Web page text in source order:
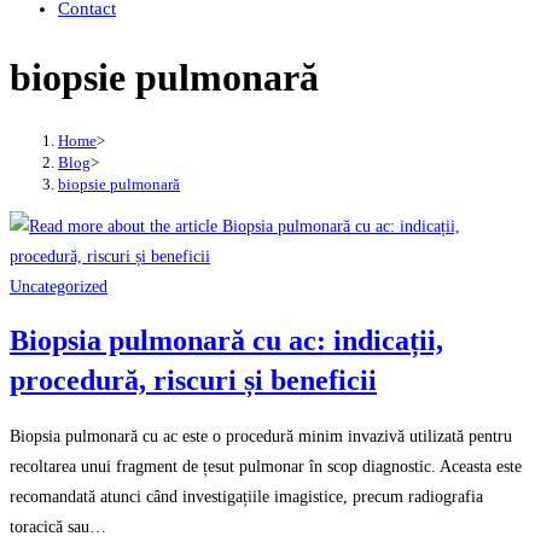
Contact
biopsie pulmonară
Home>
Blog>
biopsie pulmonară
Uncategorized
Biopsia pulmonară cu ac: indicații,
procedură, riscuri și beneficii
Biopsia pulmonară cu ac este o procedură minim invazivă utilizată pentru
recoltarea unui fragment de țesut pulmonar în scop diagnostic. Aceasta este
recomandată atunci când investigațiile imagistice, precum radiografia
toracică sau…